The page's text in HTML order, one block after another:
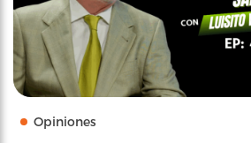
Opiniones